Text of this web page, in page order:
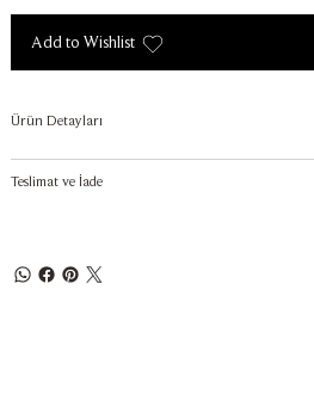
Add to Wishlist
Ürün Detayları
Teslimat ve İade